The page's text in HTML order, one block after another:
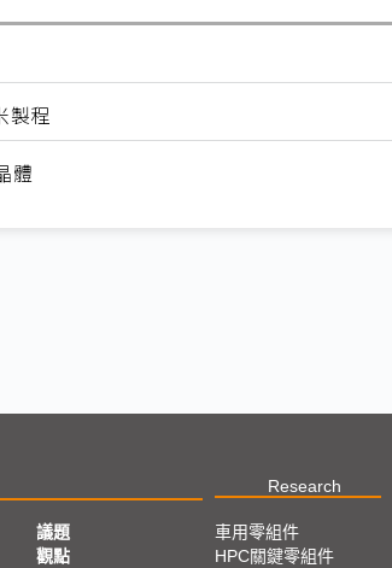
製程
體
Research
議題
觀點
車用零組件
HPC關鍵零組件